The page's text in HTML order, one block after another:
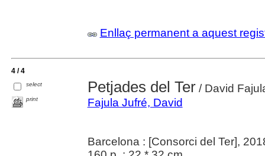
Enllaç permanent a aquest
4 / 4
select
print
Petjades del Ter/ David
Fajula Jufré, David
Barcelona : [Consorci del Ter],